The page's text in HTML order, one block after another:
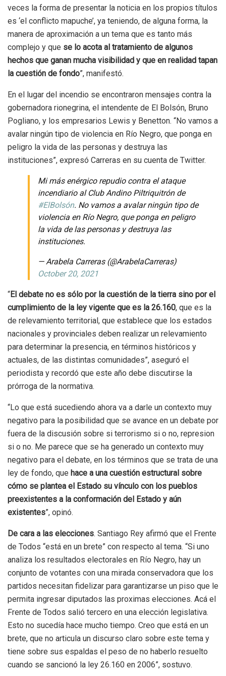
veces la forma de presentar la noticia en los propios títulos
es ‘el conflicto mapuche’, ya teniendo, de alguna forma, la
manera de aproximación a un tema que es tanto más
complejo y que se lo acota al tratamiento de algunos
hechos que ganan mucha visibilidad y que en realidad tapan
la cuestión de fondo”, manifestó.
En el lugar del incendio se encontraron mensajes contra la
gobernadora rionegrina, el intendente de El Bolsón, Bruno
Pogliano, y los empresarios Lewis y Benetton. “No vamos a
avalar ningún tipo de violencia en Río Negro, que ponga en
peligro la vida de las personas y destruya las
instituciones”, expresó Carreras en su cuenta de Twitter.
Mi más enérgico repudio contra el ataque
incendiario al Club Andino Piltriquitrón de
#ElBolsón. No vamos a avalar ningún tipo de
violencia en Río Negro, que ponga en peligro
la vida de las personas y destruya las
instituciones.
— Arabela Carreras (@ArabelaCarreras)
October 20, 2021
“El debate no es sólo por la cuestión de la tierra sino por el
cumplimiento de la ley vigente que es la 26.160, que es la
de relevamiento territorial, que establece que los estados
nacionales y provinciales deben realizar un relevamiento
para determinar la presencia, en términos históricos y
actuales, de las distintas comunidades”, aseguró el
periodista y recordó que este año debe discutirse la
prórroga de la normativa.
“Lo que está sucediendo ahora va a darle un contexto muy
negativo para la posibilidad que se avance en un debate por
fuera de la discusión sobre si terrorismo si o no, represion
si o no. Me parece que se ha generado un contexto muy
negativo para el debate, en los términos que se trata de una
ley de fondo, que hace a una cuestión estructural sobre
cómo se plantea el Estado su vínculo con los pueblos
preexistentes a la conformación del Estado y aún
existentes”, opinó.
De cara a las elecciones. Santiago Rey afirmó que el Frente
de Todos “está en un brete” con respecto al tema. “Si uno
analiza los resultados electorales en Río Negro, hay un
conjunto de votantes con una mirada conservadora que los
partidos necesitan fidelizar para garantizarse un piso que le
permita ingresar diputados las proximas elecciones. Acá el
Frente de Todos salió tercero en una elección legislativa.
Esto no sucedía hace mucho tiempo. Creo que está en un
brete, que no articula un discurso claro sobre este tema y
tiene sobre sus espaldas el peso de no haberlo resuelto
cuando se sancionó la ley 26.160 en 2006”, sostuvo.